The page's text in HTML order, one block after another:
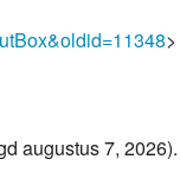
>
augustus 7, 2026).